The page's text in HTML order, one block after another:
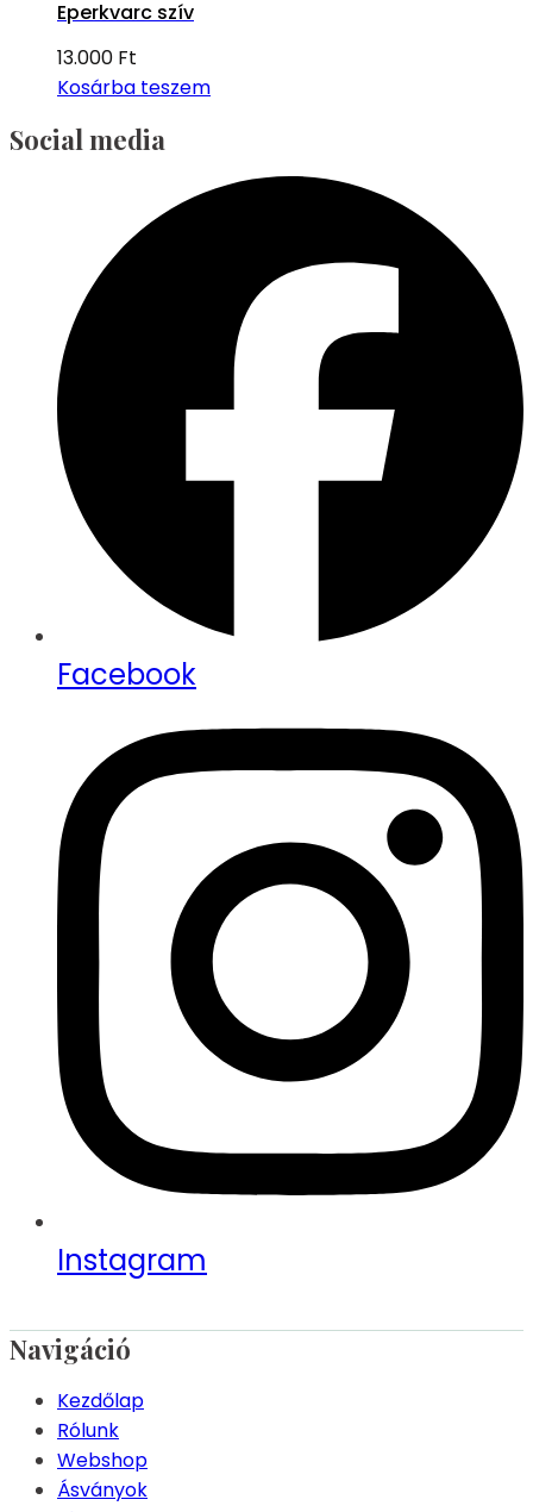
Eperkvarc szív
13.000 Ft
Kosárba teszem
Social media
Facebook
Instagram
Navigáció
Kezdőlap
Rólunk
Webshop
Ásványok